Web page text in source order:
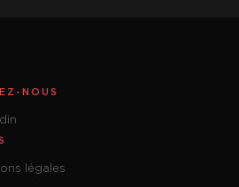
NOUS
légales